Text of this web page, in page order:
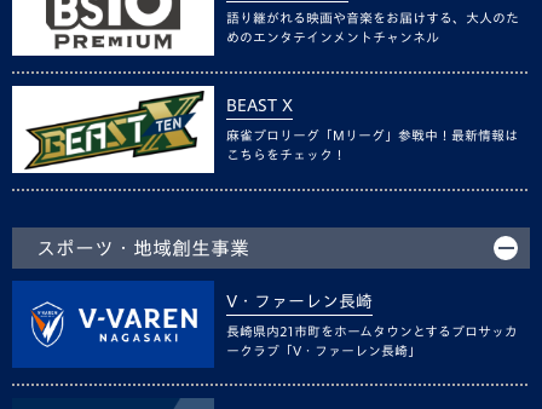
語り継がれる映画や音楽をお届けする、大人のた
めのエンタテインメントチャンネル
BEAST X
麻雀プロリーグ「Mリーグ」参戦中！最新情報は
こちらをチェック！
スポーツ・地域創生事業
V・ファーレン長崎
長崎県内21市町をホームタウンとするプロサッカ
ークラブ「V・ファーレン長崎」